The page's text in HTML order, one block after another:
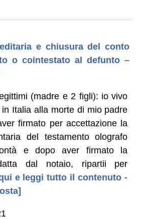
e chiusura del conto
o cointestato al defunto –
(madre e 2 figli): io vivo
Italia alla morte di mio padre
firmato per accettazione la
del testamento olografo
e dopo aver firmato la
dal notaio, ripartii per
e leggi tutto il contenuto -